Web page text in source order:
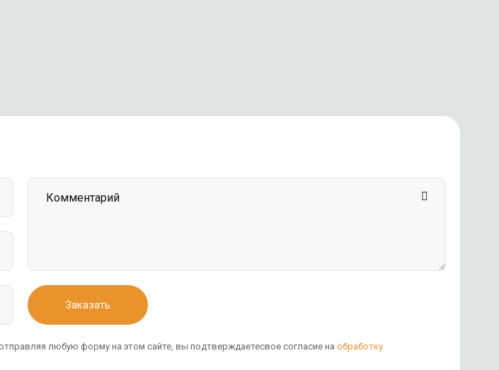
Заказать
любую форму на этом сайте, вы подтверждаетесвое согласие на обработку